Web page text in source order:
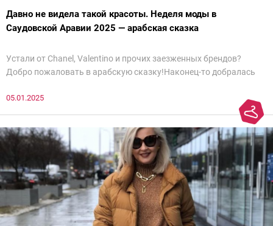
Давно не видела такой красоты. Неделя моды в
Саудовской Аравии 2025 — арабская сказка
Устали от Chanel, Valentino и прочих заезженных брендов?
Добро пожаловать в арабскую сказку!Наконец-то добралась
все и осталась под глубоким впечатлением. Национальный
невероятно красиво.Все стереотипы, какие были у меня насчет
арабских дизайнеров, рассеялись как дым. А столько красоты
сегодня сложно увидеть на других известных неделях
мод.Самое интересное сейчас покажу ?
05.01.2025